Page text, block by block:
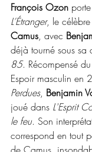
François Ozon
L’Étranger, le
Camus, avec
déjà tourné sous sa
85. Récompensé
Espoir masculin en
Perdues, Benjamin
joué dans L'Esprit
le feu. Son
correspond en tout